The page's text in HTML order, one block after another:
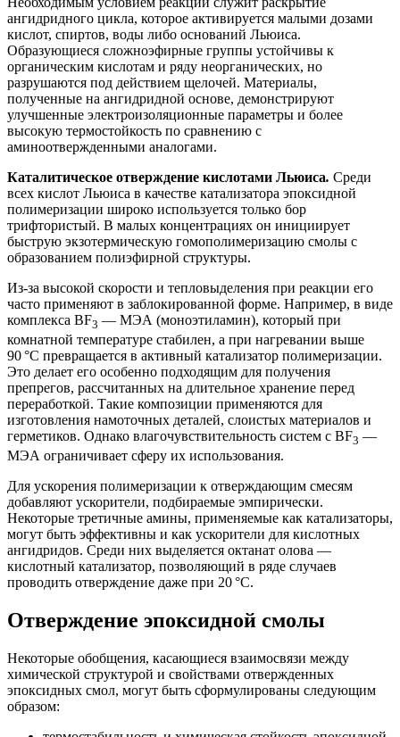
ангидридного цикла, которое активируется малыми дозами
кислот, спиртов, воды либо оснований Льюиса.
Образующиеся сложноэфирные группы устойчивы к
органическим кислотам и ряду неорганических, но
разрушаются под действием щелочей. Материалы,
полученные на ангидридной основе, демонстрируют
улучшенные электроизоляционные параметры и более
высокую термостойкость по сравнению с
аминоотвержденными аналогами.
Каталитическое отверждение кислотами Льюиса. Среди
всех кислот Льюиса в качестве катализатора эпоксидной
полимеризации широко используется только бор
трифтористый. В малых концентрациях он инициирует
быструю экзотермическую гомополимеризацию смолы с
образованием полиэфирной структуры.
Из-за высокой скорости и тепловыделения при реакции его
часто применяют в заблокированной форме. Например, в виде
комплекса BF3 — МЭА (моноэтиламин), который при
комнатной температуре стабилен, а при нагревании выше
90 °C превращается в активный катализатор полимеризации.
Это делает его особенно подходящим для получения
препрегов, рассчитанных на длительное хранение перед
переработкой. Такие композиции применяются для
изготовления намоточных деталей, слоистых материалов и
герметиков. Однако влагочувствительность систем с BF3 —
МЭА ограничивает сферу их использования.
Для ускорения полимеризации к отверждающим смесям
добавляют ускорители, подбираемые эмпирически.
Некоторые третичные амины, применяемые как катализаторы,
могут быть эффективны и как ускорители для кислотных
ангидридов. Среди них выделяется октанат олова —
кислотный катализатор, позволяющий в ряде случаев
проводить отверждение даже при 20 °C.
Отверждение эпоксидной смолы
Некоторые обобщения, касающиеся взаимосвязи между
химической структурой и свойствами отвержденных
эпоксидных смол, могут быть сформулированы следующим
образом: